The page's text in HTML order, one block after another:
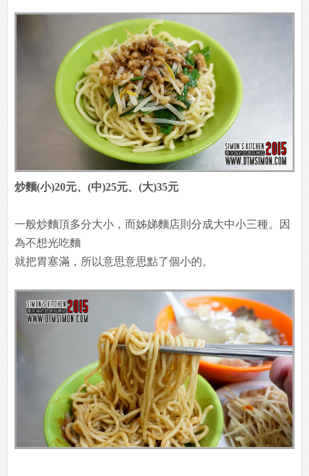
炒麵(小)20元、(中)25元、(大)35元
一般炒麵頂多分大小，而姊娣麵店則分成大中小三種。因
為不想光吃麵
就把胃塞滿，所以意思意思點了個小的。